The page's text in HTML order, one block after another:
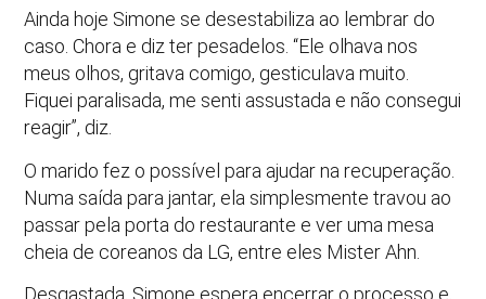
Ainda hoje Simone se desestabiliza ao lembrar do
caso. Chora e diz ter pesadelos. “Ele olhava nos
meus olhos, gritava comigo, gesticulava muito.
Fiquei paralisada, me senti assustada e não consegui
reagir”, diz.
O marido fez o possível para ajudar na recuperação.
Numa saída para jantar, ela simplesmente travou ao
passar pela porta do restaurante e ver uma mesa
cheia de coreanos da LG, entre eles Mister Ahn.
Desgastada, Simone espera encerrar o processo e,